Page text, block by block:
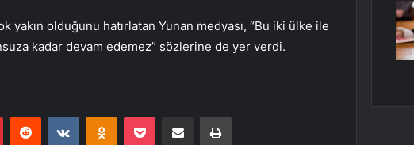
yakın olduğunu hatırlatan Yunan medyası, “Bu iki ülke ile
kadar devam edemez” sözlerine de yer verdi.
PinterestReddit VKontakteOdnoklassniki
Pocket E-Posta ile paylaş Yazdır